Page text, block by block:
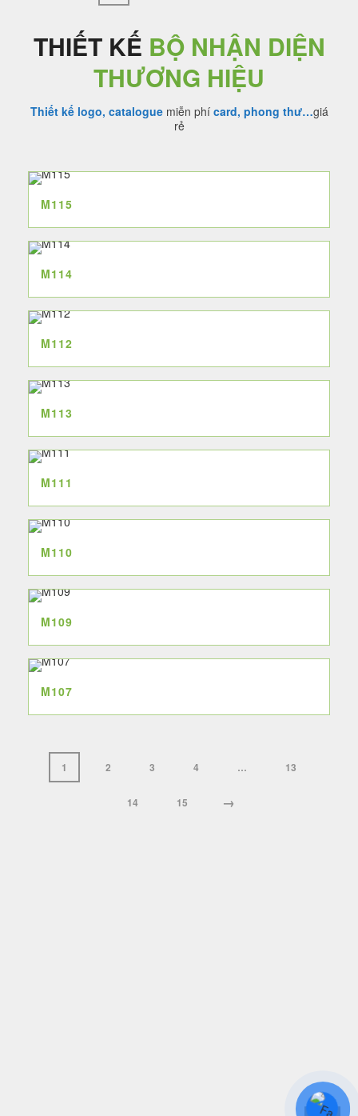
THIẾT KẾ BỘ NHẬN DIỆN
THƯƠNG HIỆU
Thiết kế logo, cataloguemiễn phí card, phong thư…giá
rẻ
M115
M114
M112
M113
M111
M110
M109
M107
1 2 3 4 … 13
14 15 →